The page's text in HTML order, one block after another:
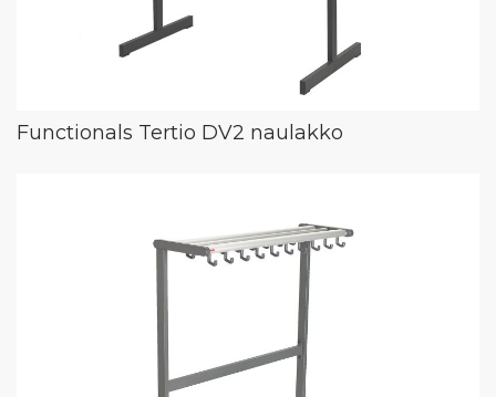
Functionals Tertio DV2 naulakko